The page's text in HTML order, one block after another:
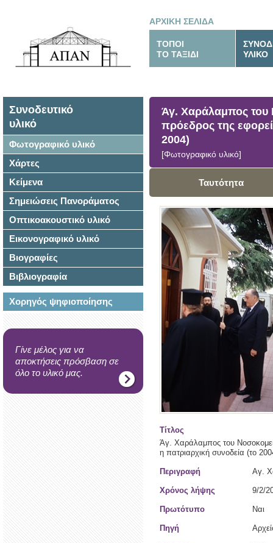
ΑΡΧΙΚΗ ΣΕΛΙΔΑ
ΤΟΠΟΙ
ΤΟ ΤΑΞΙΔΙ
ΥΛΙΚΟ
Συνοδευτικό
υλικό
Φωτογραφικό υλικό
Χάρτες
Κείμενα
Σημειώσεις Πανοράματος
Οπτικοακουστικό υλικό
Εικονογραφικό υλικό
Βιογραφίες
Βιβλιογραφία
Χορηγός ψηφιοποίησης
Γίνε μέλος για να
αποκτήσεις πρόσβαση σε
όλο το υλικό μας.
Άγ. Χαράλαμπος του
πρόεδρος της
2004)
[Φωτογραφικό υλικό]
Ταυτότητα
Τίτλος
Άγ. Χαράλαμπος του
η πατριαρχική συνοδεία (το
Περιγραφή Αγ.
Χρόνος λήψης 9/2/
Πρωτότυπο Ναι
Πηγή